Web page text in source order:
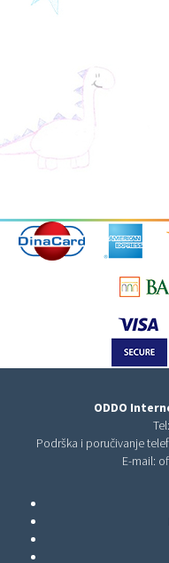
ODDO
Tel:
Podrška i poručivanje
E-mail: